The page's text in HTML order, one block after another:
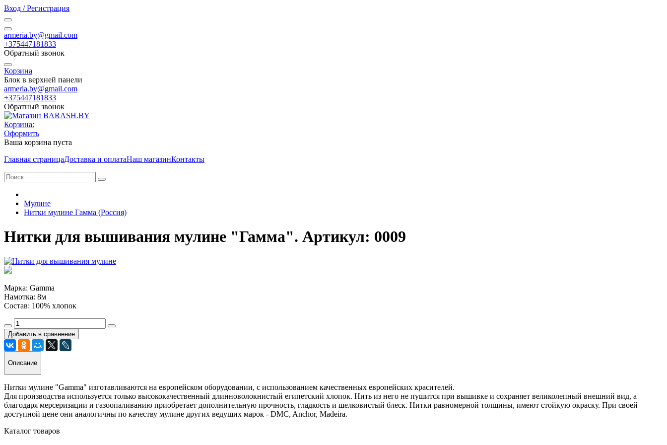
Вход / Регистрация
armeria.by@gmail.com
+375447181833
Обратный звонок
Корзина
Блок в верхней панели
armeria.by@gmail.com
+375447181833
Обратный звонок
Корзина:
Оформить
Ваша корзина пуста
Главная страницаДоставка и оплатаНаш магазинКонтакты
Мулине
Нитки мулине Гамма (Россия)
Нитки для вышивания мулине "Гамма". Артикул: 0009
Марка: Gamma
Намотка: 8м
Состав: 100% хлопок
Добавить в сравнение
Описание
Нитки мулине "Gamma" изготавливаются на европейском оборудовании, с использованием качественных европейских красителей.
Для производства используется только высококачественный длинноволокнистый египетский хлопок. Нить из него не пушится при вышивке и сохраняет великолепный внешний вид, а
благодаря мерсеризации и газоопаливанию приобретает дополнительную прочность, гладкость и шелковистый блеск. Нитки равномерной толщины, имеют стойкую окраску. При своей
доступной цене они аналогичны по качеству мулине других ведущих марок - DMC, Anchor, Madeira.
Каталог товаров